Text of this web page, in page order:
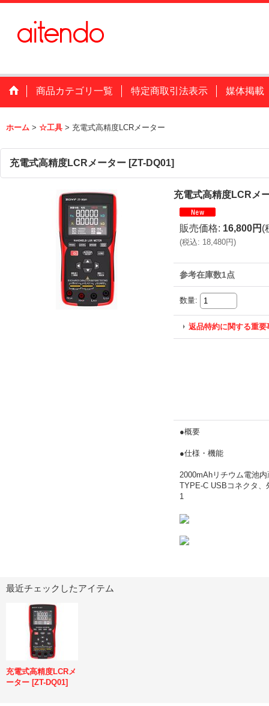
商品カテゴリ一覧 特定商取引法表示 媒体掲載
ホーム > ☆工具 > 充電式高精度LCRメーター
充電式高精度LCRメーター [ZT-DQ01]
充電式高精度LCRメ
販売価格: 16,800円 (
(税込: 18,480円)
参考在庫数1点
数量:
返品特約に関する重要
●概要
●仕様・機能
2000mAhリチウム電池
TYPE-C USBコネクタ、
1
最近チェックしたアイテム
充電式高精度LCRメ
ーター [ZT-DQ01]